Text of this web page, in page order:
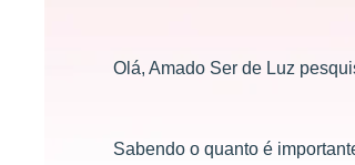
Olá, Amado Ser de Luz
Sabendo o quanto é